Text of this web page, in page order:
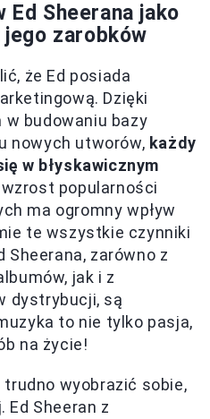
Ed Sheerana jako
zarobków
że Ed posiada
Dzięki
budowaniu bazy
nowych utworów, każdy
w błyskawicznym
popularności
ma ogromny wpływ
te wszystkie czynniki
Sheerana, zarówno z
jak i z
dystrybucji, są
to nie tylko pasja,
na życie!
wyobrazić sobie,
Ed Sheeran z